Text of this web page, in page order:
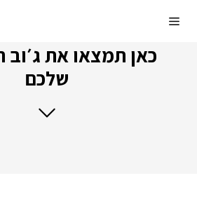
לתוכןMenu
כאן תמצאו את ג׳וב
שלכם